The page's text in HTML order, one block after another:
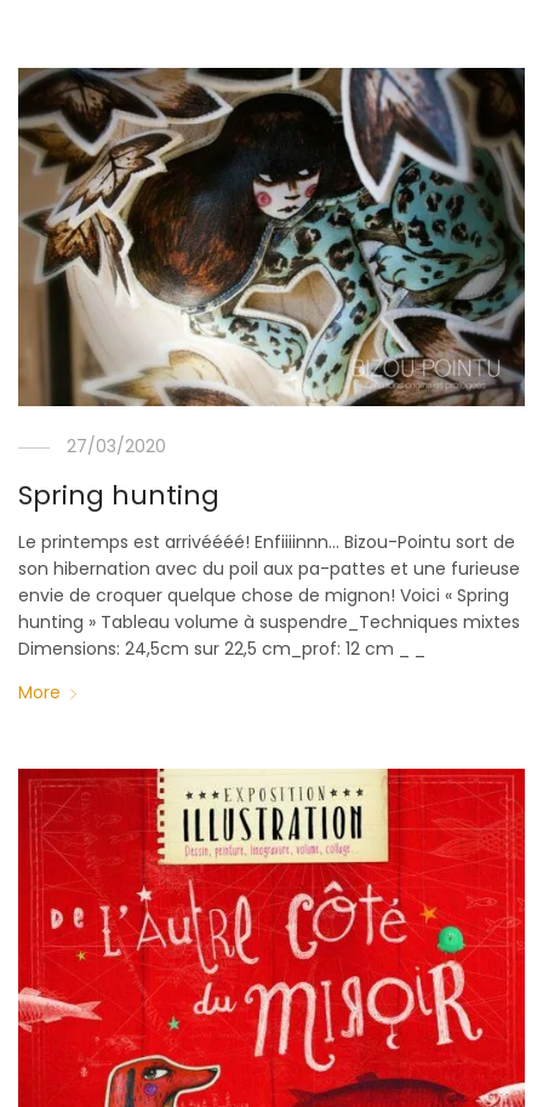
27/03/2020
Spring hunting
Le printemps est arrivéééé! Enfiiiinnn… Bizou-Pointu sort de
son hibernation avec du poil aux pa-pattes et une furieuse
envie de croquer quelque chose de mignon! Voici « Spring
hunting » Tableau volume à suspendre_Techniques mixtes
Dimensions: 24,5cm sur 22,5 cm_prof: 12 cm _ _
More